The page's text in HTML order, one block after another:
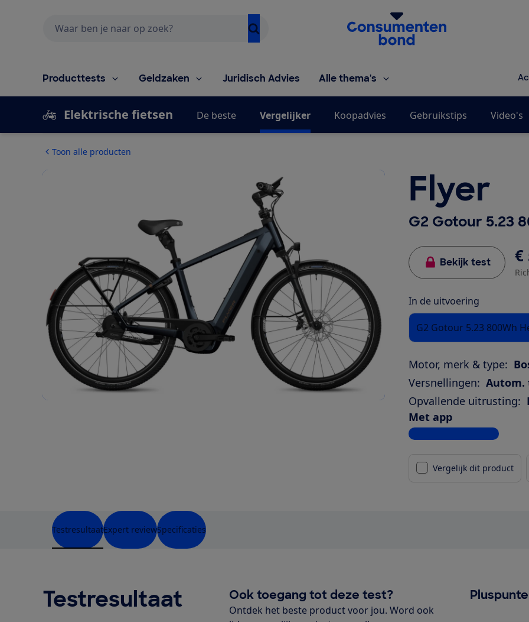
Homepage van de Consumentenbond
Producttests Geldzaken Juridisch Advies Alle thema's
Elektrische fietsen De beste Vergelijker Koopadvies Gebruikstips Video's
Toon alle producten
Flyer
G2 Gotour 5.23
Bekijk test €
In de uitvoering
G2 Gotour 5.23 800Wh
Motor, merk & type:
Versnellingen: Autom.
Opvallende uitrusting:
Met app
Bekijk alle specificaties
Vergelijk dit product
TestresultaatExpert reviewSpecificaties
Testresultaat Ook toegang tot deze test?
Ontdek het beste product voor jou. Word ook